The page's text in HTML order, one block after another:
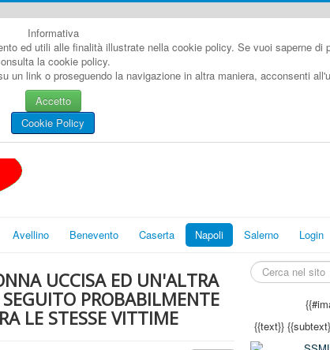
Informativa
ed utili alle finalità illustrate nella cookie policy. Se vuoi saperne
la cookie policy.
un link o proseguendo la navigazione in altra maniera, acconsenti
Accetto
Cookie Policy
Avellino Benevento Caserta Napoli Salerno Login
UCCISA ED UN'ALTRA
PROBABILMENTE
LE STESSE VITTIME
{{text}}